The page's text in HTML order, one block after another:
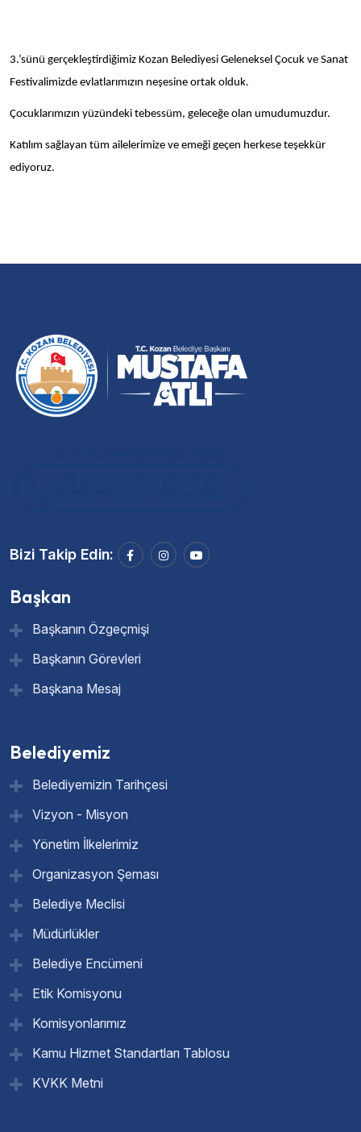
3.’sünü gerçekleştirdiğimiz Kozan Belediyesi Geleneksel Çocuk ve Sanat
Festivalimizde evlatlarımızın neşesine ortak olduk.
Çocuklarımızın yüzündeki tebessüm, geleceğe olan umudumuzdur.
Katılım sağlayan tüm ailelerimize ve emeği geçen herkese teşekkür
ediyoruz.
Bizi Takip Edin:
Başkan
Başkanın Özgeçmişi
Başkanın Görevleri
Başkana Mesaj
Belediyemiz
Belediyemizin Tarihçesi
Vizyon - Misyon
Yönetim İlkelerimiz
Organizasyon Şeması
Belediye Meclisi
Müdürlükler
Belediye Encümeni
Etik Komisyonu
Komisyonlarımız
Kamu Hizmet Standartları Tablosu
KVKK Metni